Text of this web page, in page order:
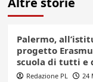
Palermo,
progetto
scuola di tutti e
Redazione PL 24